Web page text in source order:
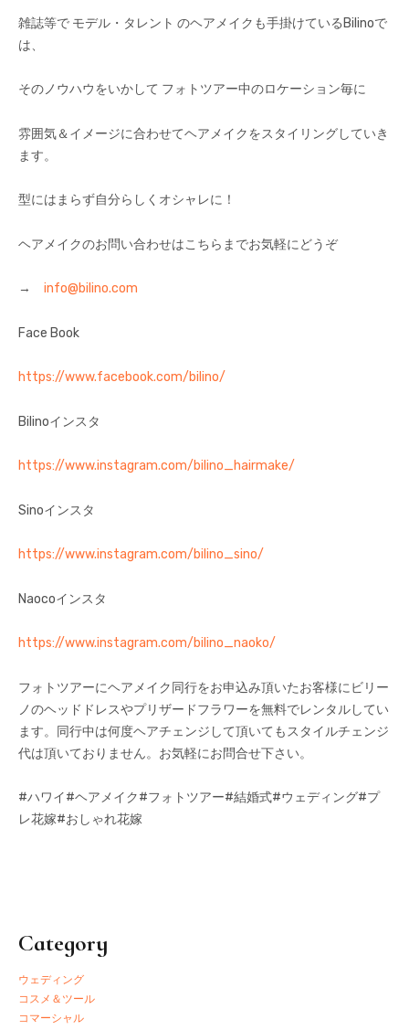
雑誌等で モデル・タレント のヘアメイクも手掛けているBilinoで
は、
そのノウハウをいかして フォトツアー中のロケーション毎に
雰囲気＆イメージに合わせてヘアメイクをスタイリングしていき
ます。
型にはまらず自分らしくオシャレに！
ヘアメイクのお問い合わせはこちらまでお気軽にどうぞ
→ info@bilino.com
Face Book
https://www.facebook.com/bilino/
Bilinoインスタ
https://www.instagram.com/bilino_hairmake/
Sinoインスタ
https://www.instagram.com/bilino_sino/
Naocoインスタ
https://www.instagram.com/bilino_naoko/
フォトツアーにヘアメイク同行をお申込み頂いたお客様にビリー
ノのヘッドドレスやプリザードフラワーを無料でレンタルしてい
ます。同行中は何度ヘアチェンジして頂いてもスタイルチェンジ
代は頂いておりません。お気軽にお問合せ下さい。
#ハワイ#ヘアメイク#フォトツアー#結婚式#ウェディング#プ
レ花嫁#おしゃれ花嫁
Category
ウェディング
コスメ＆ツール
コマーシャル